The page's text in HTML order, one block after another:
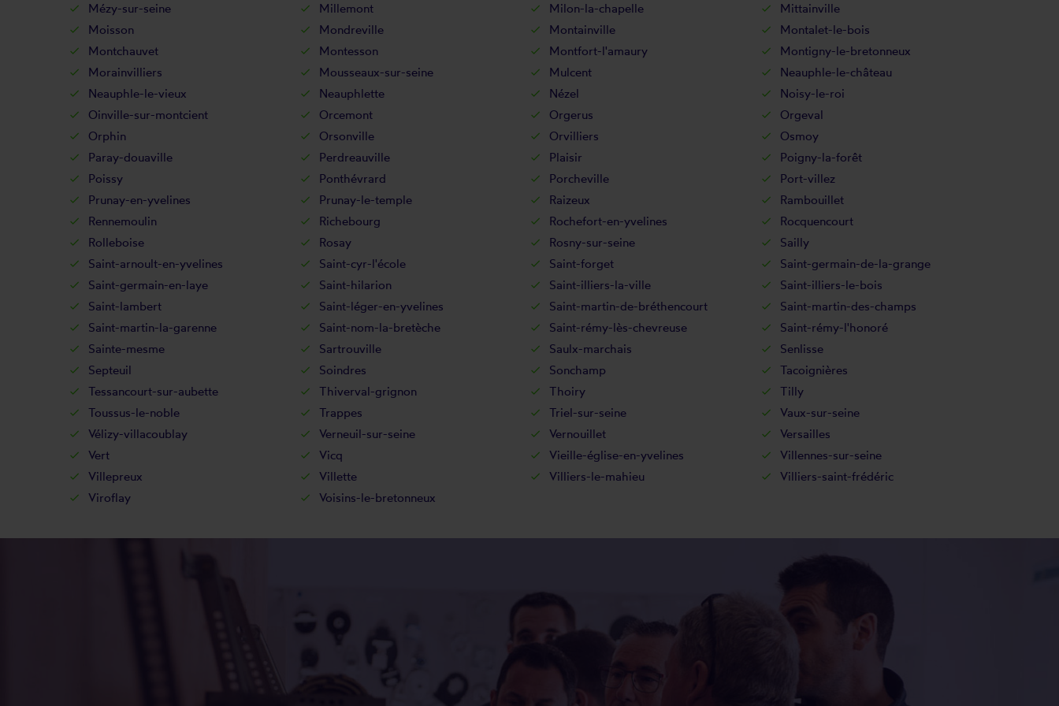
Mézy-sur-seine
Millemont Milon-la-chapelle
Mittainville
Moisson
Mondreville Montainville
Montalet-le-bois
Montchauvet
Montesson Montfort-l'amaury
Montigny-le-bretonneux
Morainvilliers
Mousseaux-sur-seine Mulcent
Neauphle-le-château
Neauphle-le-vieux
Neauphlette Nézel
Noisy-le-roi
Oinville-sur-montcient
Orcemont Orgerus
Orgeval
Orphin
Orsonville Orvilliers
Osmoy
Paray-douaville
Perdreauville Plaisir
Poigny-la-forêt
Poissy
Ponthévrard Porcheville
Port-villez
Prunay-en-yvelines
Prunay-le-temple Raizeux
Rambouillet
Rennemoulin
Richebourg Rochefort-en-yvelines
Rocquencourt
Rolleboise
Rosay Rosny-sur-seine
Sailly
Saint-arnoult-en-yvelines
Saint-cyr-l'école Saint-forget
Saint-germain-de-la-grange
Saint-germain-en-laye
Saint-hilarion Saint-illiers-la-ville
Saint-illiers-le-bois
Saint-lambert
Saint-léger-en-yvelines Saint-martin-de-bréthencourt
Saint-martin-des-champs
Saint-martin-la-garenne
Saint-nom-la-bretèche Saint-rémy-lès-chevreuse
Saint-rémy-l'honoré
Sainte-mesme
Sartrouville Saulx-marchais
Senlisse
Septeuil
Soindres Sonchamp
Tacoignières
Tessancourt-sur-aubette
Thiverval-grignon Thoiry
Tilly
Toussus-le-noble
Trappes Triel-sur-seine
Vaux-sur-seine
Vélizy-villacoublay
Verneuil-sur-seine Vernouillet
Versailles
Vert
Vicq Vieille-église-en-yvelines
Villennes-sur-seine
Villepreux
Villette Villiers-le-mahieu
Villiers-saint-frédéric
Viroflay
Voisins-le-bretonneux